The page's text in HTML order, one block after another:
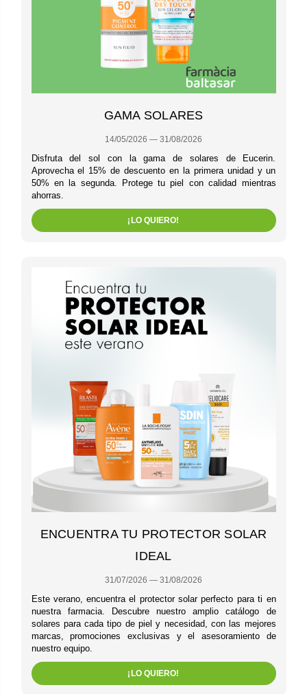
GAMA SOLARES
14/05/2026 — 31/08/2026
Disfruta del sol con la gama de solares de Eucerin.
Aprovecha el 15% de descuento en la primera unidad y un
50% en la segunda. Protege tu piel con calidad mientras
ahorras.
¡LO QUIERO!
ENCUENTRA TU PROTECTOR SOLAR
IDEAL
31/07/2026 — 31/08/2026
Este verano, encuentra el protector solar perfecto para ti en
nuestra farmacia. Descubre nuestro amplio catálogo de
solares para cada tipo de piel y necesidad, con las mejores
marcas, promociones exclusivas y el asesoramiento de
nuestro equipo.
¡LO QUIERO!